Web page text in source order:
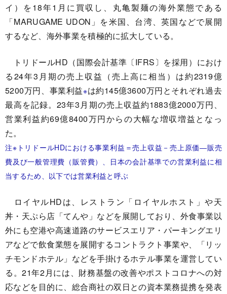
イ）を18年1月に買収し、丸亀製麺の海外業態である
「MARUGAME UDON」を米国、台湾、英国などで展開
するなど、海外事業を積極的に拡大している。
トリドールHD（国際会計基準〔IFRS〕を採用）におけ
る24年3月期の売上収益（売上高に相当）は約2319億
5200万円、事業利益※は約145億3600万円とそれぞれ過去
最高を記録。23年3月期の売上収益約1883億2000万円、
営業利益約69億8400万円からの大幅な増収増益となっ
た。
注※トリドールHDにおける事業利益＝売上収益－売上原価―販売
費及び一般管理費（販管費）、日本の会計基準での営業利益に相
当するため、以下では営業利益と呼ぶ
ロイヤルHDは、レストラン「ロイヤルホスト」や天
丼・天ぷら店「てんや」などを展開しており、外食事業以
外にも空港や高速道路のサービスエリア・パーキングエリ
アなどで飲食業態を展開するコントラクト事業や、「リッ
チモンドホテル」などを手掛けるホテル事業を運営してい
る。21年2月には、財務基盤の改善やポストコロナへの対
応などを目的に、総合商社の双日との資本業務提携を発表